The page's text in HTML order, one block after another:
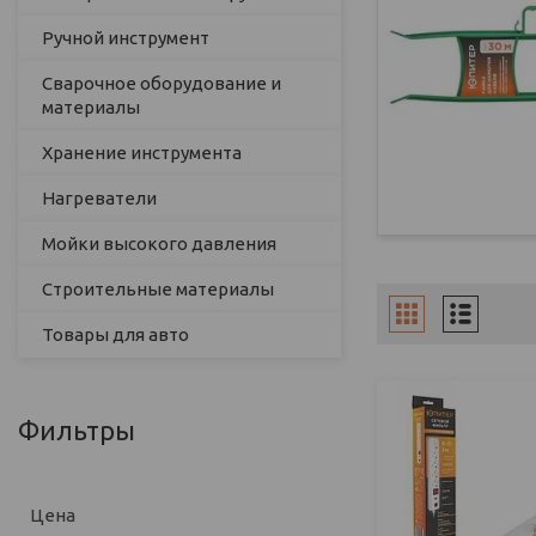
Ручной инструмент
Сварочное оборудование и
материалы
Хранение инструмента
Нагреватели
Мойки высокого давления
Строительные материалы
Товары для авто
Фильтры
Цена